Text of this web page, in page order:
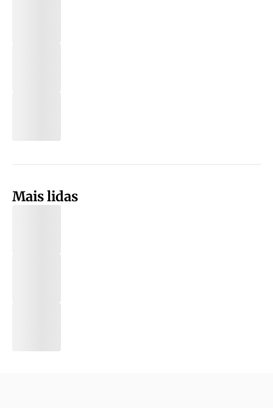
Mais lidas